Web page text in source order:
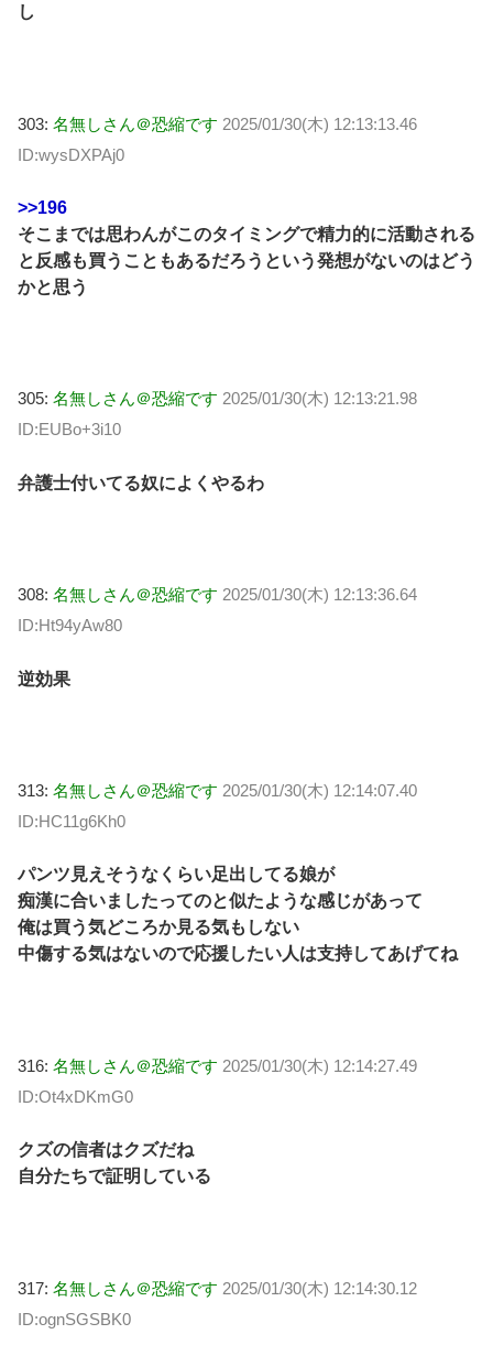
し
303: 名無しさん＠恐縮です 2025/01/30(木) 12:13:13.46
ID:wysDXPAj0
>>196
そこまでは思わんがこのタイミングで精力的に活動される
と反感も買うこともあるだろうという発想がないのはどう
かと思う
305: 名無しさん＠恐縮です 2025/01/30(木) 12:13:21.98
ID:EUBo+3i10
弁護士付いてる奴によくやるわ
308: 名無しさん＠恐縮です 2025/01/30(木) 12:13:36.64
ID:Ht94yAw80
逆効果
313: 名無しさん＠恐縮です 2025/01/30(木) 12:14:07.40
ID:HC11g6Kh0
パンツ見えそうなくらい足出してる娘が
痴漢に合いましたってのと似たような感じがあって
俺は買う気どころか見る気もしない
中傷する気はないので応援したい人は支持してあげてね
316: 名無しさん＠恐縮です 2025/01/30(木) 12:14:27.49
ID:Ot4xDKmG0
クズの信者はクズだね
自分たちで証明している
317: 名無しさん＠恐縮です 2025/01/30(木) 12:14:30.12
ID:ognSGSBK0